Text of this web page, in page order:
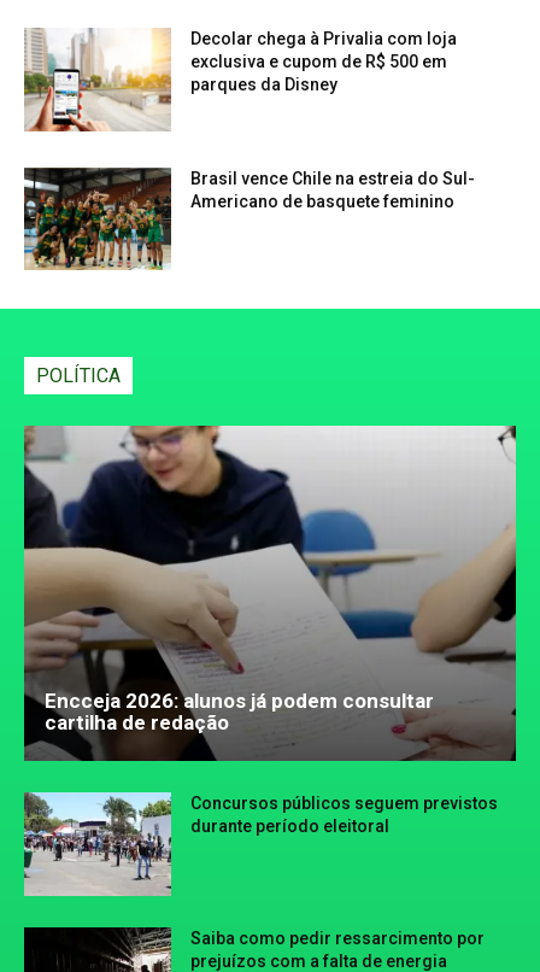
Decolar chega à Privalia com loja
exclusiva e cupom de R$ 500 em
parques da Disney
Brasil vence Chile na estreia do Sul-
Americano de basquete feminino
POLÍTICA
Encceja 2026: alunos já podem consultar
cartilha de redação
Concursos públicos seguem previstos
durante período eleitoral
Saiba como pedir ressarcimento por
prejuízos com a falta de energia